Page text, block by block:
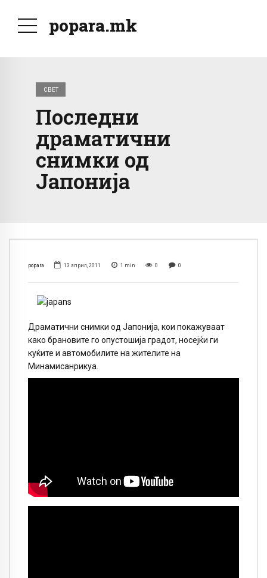
popara.mk
СВЕТ
Последни
драматични
снимки од
Јапонија
popara 13 април, 2011 1 min 0 0
Драматични снимки од Јапонија, кои покажуваат
како брановите го опустошија градот, носејќи ги
куќите и автомобилите на жителите на
Минамисанрикуа.